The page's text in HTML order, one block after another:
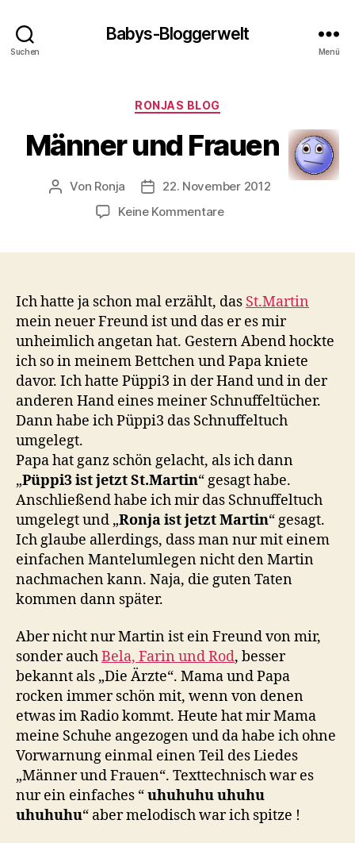
Suchen
Babys-Bloggerwelt
Menü
Kategorien
RONJAS BLOG
Männer und Frauen
Beitragsautor
Von Ronja Veröffentlichungsdatum
22. November 2012
Keine Kommentarezu
Ich hatte ja schon mal erzählt, das St.Martin
mein neuer Freund ist und das er es mir
unheimlich angetan hat. Gestern Abend hockte
ich so in meinem Bettchen und Papa kniete
davor. Ich hatte Püppi3 in der Hand und in der
anderen Hand eines meiner Schnuffeltücher.
Dann habe ich Püppi3 das Schnuffeltuch
umgelegt.
Papa hat ganz schön gelacht, als ich dann
„Püppi3 ist jetzt St.Martin“ gesagt habe.
Anschließend habe ich mir das Schnuffeltuch
umgelegt und „Ronja ist jetzt Martin“ gesagt.
Ich glaube allerdings, dass man nur mit einem
einfachen Mantelumlegen nicht den Martin
nachmachen kann. Naja, die guten Taten
kommen dann später.
Aber nicht nur Martin ist ein Freund von mir,
sonder auchBela, Farin und Rod, besser
bekannt als „Die Ärzte“. Mama und Papa
rocken immer schön mit, wenn von denen
etwas im Radio kommt. Heute hat mir Mama
meine Schuhe angezogen und da habe ich ohne
Vorwarnung einmal einen Teil des Liedes
„Männer und Frauen“. Texttechnisch war es
nur ein einfaches “uhuhuhu uhuhu
uhuhuhu“ aber melodisch war ich spitze !